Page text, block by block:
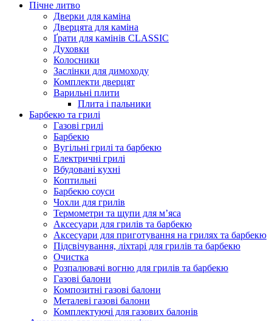
Пічне литво
Дверки для каміна
Дверцята для каміна
Ґрати для камінів CLASSIC
Духовки
Колосники
Заслінки для димоходу
Комплекти дверцят
Варильні плити
Плита і пальники
Барбекю та грилі
Газові грилі
Барбекю
Вугільні грилі та барбекю
Електричні грилі
Вбудовані кухні
Коптильні
Барбекю соуси
Чохли для грилів
Термометри та щупи для м’яса
Аксесуари для грилів та барбекю
Аксесуари для приготування на грилях та барбекю
Підсвічування, ліхтарі для грилів та барбекю
Очистка
Розпалювачі вогню для грилів та барбекю
Газові балони
Композитні газові балони
Металеві газові балони
Комплектуючі для газових балонів